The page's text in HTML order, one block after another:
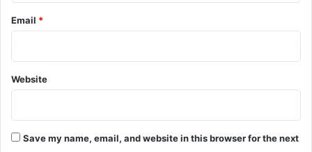
Email *
Website
Save my name, email, and website in this browser for the next